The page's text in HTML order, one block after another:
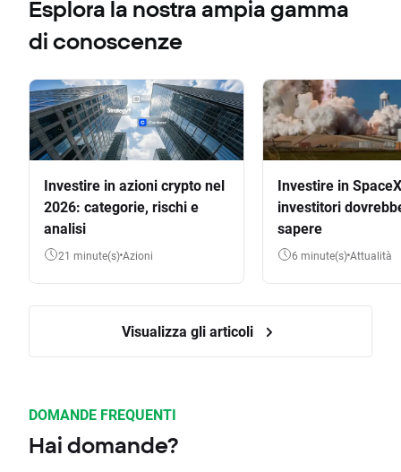
Esplora la nostra ampia gamma
di conoscenze
Investire in azioni crypto nel
2026: categorie, rischi e
analisi
21 minute(s) Azioni
Investire in
investitori
sapere
6 minute(s) Attualità
Visualizza gli articoli
DOMANDE FREQUENTI
Hai domande?